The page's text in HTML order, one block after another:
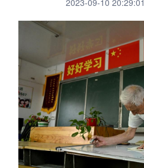
财经
台湾
科创
文化 书画
访谈 视频
法律 中央文件
食品 人居
2023-09-10 20:29:01